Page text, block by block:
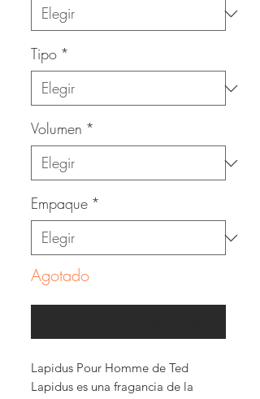
Tipo *
Volumen *
Empaque *
Agotado
Lapidus Pour Homme de Ted
Lapidus es una fragancia de la